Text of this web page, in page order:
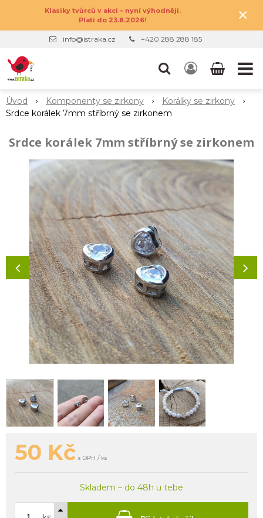
Klasiky tvůrců v akci – nyní výhodněji.
Platí do 23.8.2026!
×
info@istraka.cz +420 288 288 185
Úvod Komponenty se zirkony
Korálky se zirkony
Srdce korálek 7mm stříbrný se zirkonem
Srdce korálek 7mm stříbrný se zirkonem
50 Kč s DPH / ks
Skladem – do 48h u tebe